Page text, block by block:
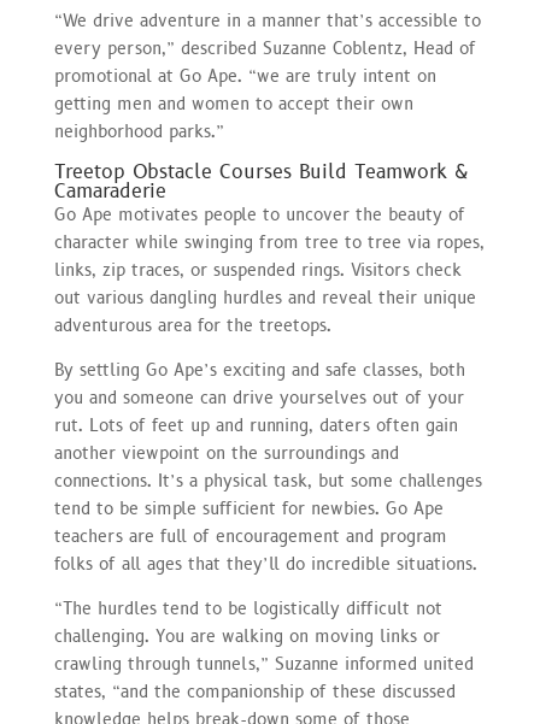
“We drive adventure in a manner that’s accessible to
every person,” described Suzanne Coblentz, Head of
promotional at Go Ape. “we are truly intent on
getting men and women to accept their own
neighborhood parks.”
Treetop Obstacle Courses Build Teamwork &
Camaraderie
Go Ape motivates people to uncover the beauty of
character while swinging from tree to tree via ropes,
links, zip traces, or suspended rings. Visitors check
out various dangling hurdles and reveal their unique
adventurous area for the treetops.
By settling Go Ape’s exciting and safe classes, both
you and someone can drive yourselves out of your
rut. Lots of feet up and running, daters often gain
another viewpoint on the surroundings and
connections. It’s a physical task, but some challenges
tend to be simple sufficient for newbies. Go Ape
teachers are full of encouragement and program
folks of all ages that they’ll do incredible situations.
“The hurdles tend to be logistically difficult not
challenging. You are walking on moving links or
crawling through tunnels,” Suzanne informed united
states, “and the companionship of these discussed